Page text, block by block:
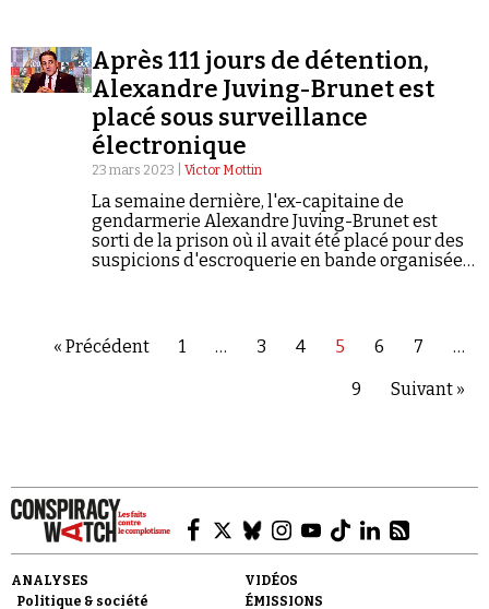
Après 111 jours de détention,
Alexandre Juving-Brunet est
placé sous surveillance
électronique
23 mars 2023 |Victor Mottin
La semaine dernière, l'ex-capitaine de
gendarmerie Alexandre Juving-Brunet est
sorti de la prison où il avait été placé pour des
suspicions d'escroquerie en bande organisée.
« Précédent
1 … 3 4 5 6 7 …
9 Suivant »
ANALYSES
Politique & société
VIDÉOS
ÉMISSIONS